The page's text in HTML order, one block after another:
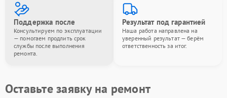
Поддержка после
Консультируем по эксплуатации
— помогаем продлить срок
службы после выполнения
ремонта.
Результат под гарантией
Наша работа направлена на
уверенный результат — берём
ответственность за итог.
Оставьте заявку на ремонт